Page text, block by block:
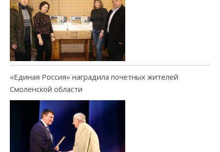
«Единая Россия» наградила почетных жителей
Смоленской области